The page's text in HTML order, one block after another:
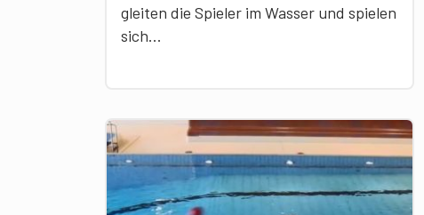
gleiten die Spieler im Wasser und spielen
sich...